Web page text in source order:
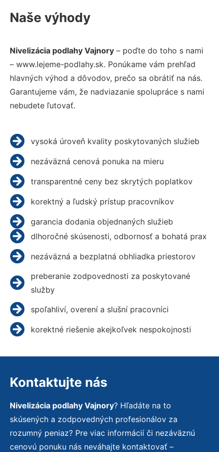
Naše výhody
Nivelizácia podlahy Vajnory – poďte do toho s nami
– www.lejeme-podlahy.sk. Ponúkame vám prehľad
hlavných výhod a dôvodov, prečo sa obrátiť na nás.
Garantujeme vám, že nadviazanie spolupráce s nami
nebudete ľutovať.
vysoká úroveň kvality poskytovaných služieb
nezáväzná cenová ponuka na mieru
transparentné ceny bez skrytých poplatkov
korektný a ľudský prístup pracovníkov
garancia dodania objednaných služieb
dlhoročné skúsenosti, odbornosť a bohatá prax
nezáväzná a bezplatná obhliadka priestorov
preberanie zodpovednosti za poskytované
služby
spoľahliví, overení a slušní pracovníci
korektné riešenie akejkoľvek nespokojnosti
Kontaktujte nás
Nivelizácia podlahy Vajnory? Hľadáte na to
skúsených a zodpovedných profesionálov za
rozumný peniaz? Pre viac informácií či nezáväznú
cenovú ponuku nás neváhajte kontaktovať –